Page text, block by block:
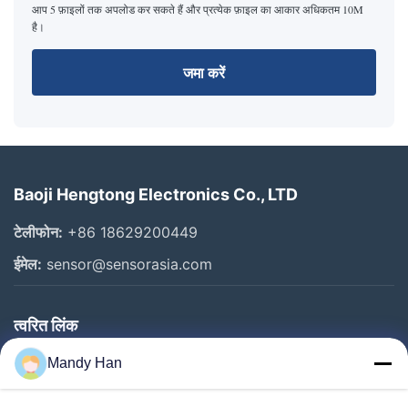
आप 5 फ़ाइलों तक अपलोड कर सकते हैं और प्रत्येक फ़ाइल का आकार अधिकतम 10M
है।
जमा करें
Baoji Hengtong Electronics Co., LTD
टेलीफोन: +86 18629200449
ईमेल: sensor@sensorasia.com
त्वरित लिंक
घर
उत्पादों
Mandy Han